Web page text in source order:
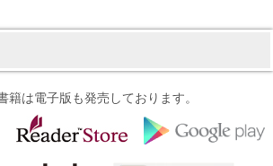
籍は電子版も発売しております。